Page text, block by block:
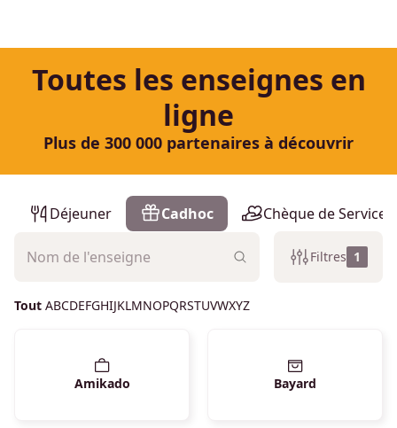
Toutes les enseignes en
ligne
Plus de 300 000 partenaires à découvrir
Déjeuner Cadhoc Chèque de Services
Liste des enseignes
Filtres 1
Tout ABCDEFGHIJKLMNOPQRSTUVWXYZ
Amikado Bayard